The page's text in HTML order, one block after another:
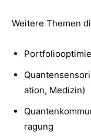
Weitere Themen
ation, Medizin)
ragung